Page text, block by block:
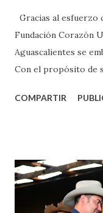
Gracias al esfuerzo
Fundación Corazón
Aguascalientes se
Con el propósito de
municipal, Leo
Corazón Urbano y el
informó que en este
metros cuadrados
COMPARTIR